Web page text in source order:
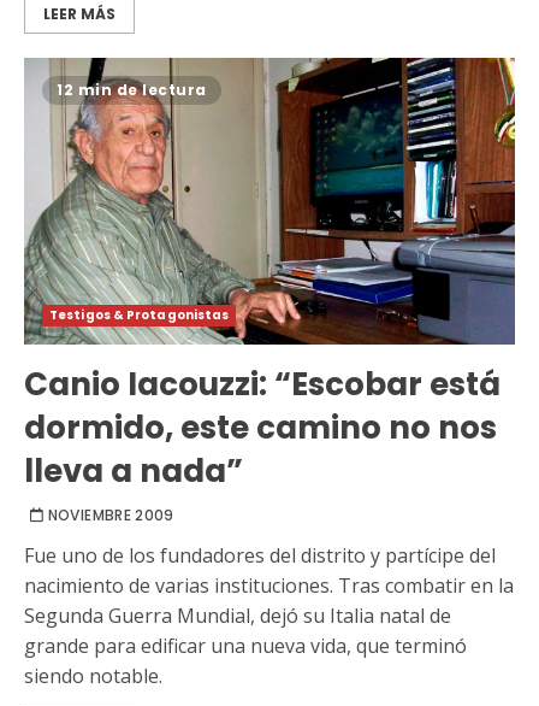
LEER MÁS
12 min de lectura
Testigos & Protagonistas
Canio Iacouzzi: “Escobar está
dormido, este camino no nos
lleva a nada”
NOVIEMBRE 2009
Fue uno de los fundadores del distrito y partícipe del
nacimiento de varias instituciones. Tras combatir en la
Segunda Guerra Mundial, dejó su Italia natal de
grande para edificar una nueva vida, que terminó
siendo notable.